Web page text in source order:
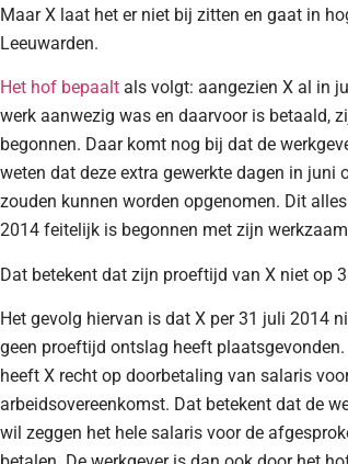
Maar X laat het er niet bij zitten en gaat in
Leeuwarden.
Het hof bepaalt als volgt: aangezien X al in
werk aanwezig was en daarvoor is betaald,
begonnen. Daar komt nog bij dat de
weten dat deze extra gewerkte dagen in
zouden kunnen worden opgenomen. Dit
2014 feitelijk is begonnen met zijn
Dat betekent dat zijn proeftijd van X niet op
Het gevolg hiervan is dat X per 31 juli 2014
geen proeftijd ontslag heeft
heeft X recht op doorbetaling van salaris
arbeidsovereenkomst. Dat betekent dat de
wil zeggen het hele salaris voor de